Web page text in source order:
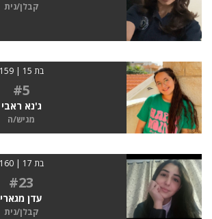
קבלן/נית
בת 15 | 159
#5
ג'נא ראבי
מגיש/ה
בת 17 | 160
#23
עדן מגארי
קבלן/נית